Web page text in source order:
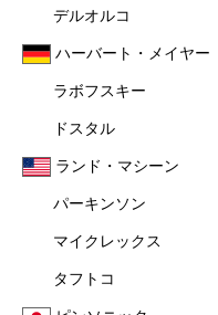
デルオルコ
ハーバート・メイヤー
ラボフスキー
ドスタル
ランド・マシーン
パーキンソン
マイクレックス
タフトコ